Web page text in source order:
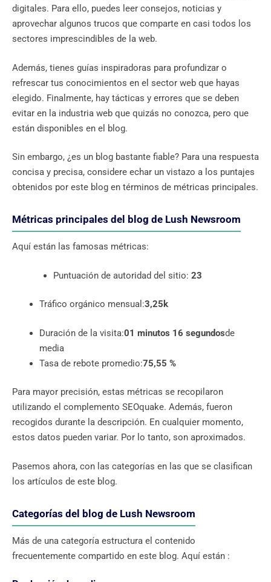
digitales. Para ello, puedes leer consejos, noticias y
aprovechar algunos trucos que comparte en casi todos los
sectores imprescindibles de la web.
Además, tienes guías inspiradoras para profundizar o
refrescar tus conocimientos en el sector web que hayas
elegido. Finalmente, hay tácticas y errores que se deben
evitar en la industria web que quizás no conozca, pero que
están disponibles en el blog.
Sin embargo, ¿es un blog bastante fiable? Para una respuesta
concisa y precisa, considere echar un vistazo a los puntajes
obtenidos por este blog en términos de métricas principales.
Métricas principales del blog de Lush Newsroom
Aquí están las famosas métricas:
Puntuación de autoridad del sitio: 23
Tráfico orgánico mensual:3,25k
Duración de la visita:01 minutos 16 segundosde
media
Tasa de rebote promedio:75,55 %
Para mayor precisión, estas métricas se recopilaron
utilizando el complemento SEOquake. Además, fueron
recogidos durante la descripción. En cualquier momento,
estos datos pueden variar. Por lo tanto, son aproximados.
Pasemos ahora, con las categorías en las que se clasifican
los artículos de este blog.
Categorías del blog de Lush Newsroom
Más de una categoría estructura el contenido
frecuentemente compartido en este blog. Aquí están :